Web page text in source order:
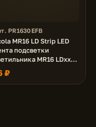
PR1630EFB
MR16 LD Strip LED
подсветки
MR16 LDxxxx
3.0W, Красная Red
₽